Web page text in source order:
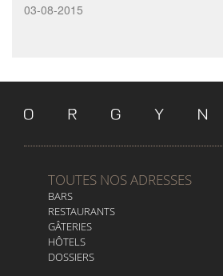
03-08-2015
TOUTES NOS ADRESSES
BARS
RESTAURANTS
GÂTERIES
HÔTELS
DOSSIERS